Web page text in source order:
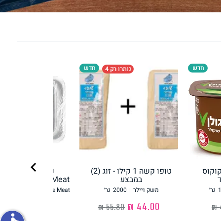
פירות וירקות
על האש
חדש
גר׳
חדש נותרו רק 4
טופו קשה 1 קילו - זוג (2)
במבצע
2000 גר׳ | משק ויילר
‏55.80 ₪
נתח סטייק
Redefine Meat רידיפיין מיט
Redefine Meat רידיפיין מיט
‏42.90 ₪
chevron_right